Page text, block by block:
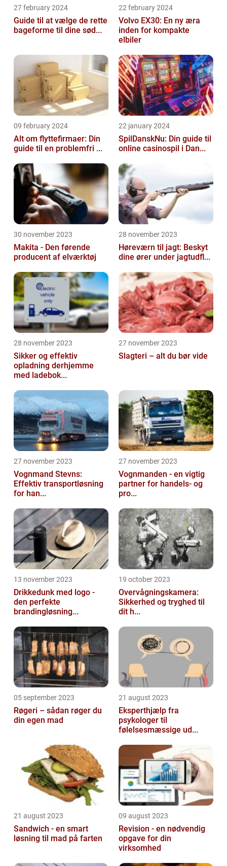
27 february 2024
Guide til at vælge de rette
bageforme til dine sød...
22 february 2024
Volvo EX30: En ny æra
inden for kompakte
elbiler
09 february 2024
Alt om flyttefirmaer: Din
guide til en problemfri ...
22 january 2024
SpilDanskNu: Din guide til
online casinospil i Dan...
30 november 2023
Makita - Den førende
producent af elværktøj
28 november 2023
Høreværn til jagt: Beskyt
dine ører under jagtudfl...
28 november 2023
Sikker og effektiv
opladning derhjemme
med ladebok...
27 november 2023
Slagteri – alt du bør vide
27 november 2023
Vognmand Stevns:
Effektiv transportløsning
for han...
27 november 2023
Vognmanden - en vigtig
partner for handels- og
pro...
13 november 2023
Drikkedunk med logo -
den perfekte
brandingløsning...
19 october 2023
Overvågningskamera:
Sikkerhed og tryghed til
dit h...
05 september 2023
Røgeri – sådan røger du
din egen mad
21 august 2023
Eksperthjælp fra
psykologer til
følelsesmæssige ud...
21 august 2023
Sandwich - en smart
løsning til mad på farten
09 august 2023
Revision - en nødvendig
opgave for din
virksomhed